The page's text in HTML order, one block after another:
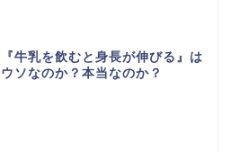
『牛乳を飲むと身長が伸びる』は
ウソなのか？本当なのか？